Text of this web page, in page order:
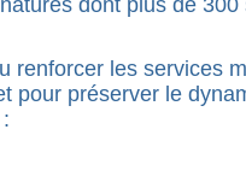
renforcer les services
pour préserver le
: